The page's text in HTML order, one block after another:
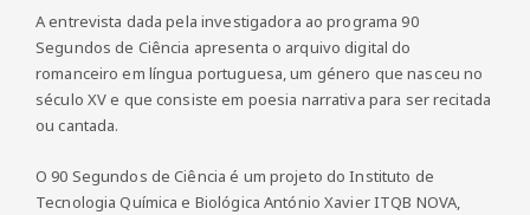
A entrevista dada pela investigadora ao programa90
Segundos de Ciência apresenta o arquivo digital do
romanceiro em língua portuguesa, um género que nasceu no
século XV e que consiste em poesia narrativa para ser recitada
ou cantada.
O 90 Segundos de Ciência é um projeto do Instituto de
Tecnologia Química e Biológica António Xavier ITQB NOVA,